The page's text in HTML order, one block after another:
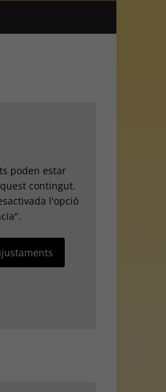
poden estar
contingut.
l'opció